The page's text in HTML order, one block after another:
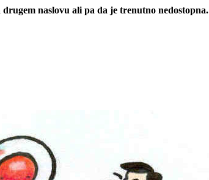
naslovu ali pa da je trenutno nedostopna.